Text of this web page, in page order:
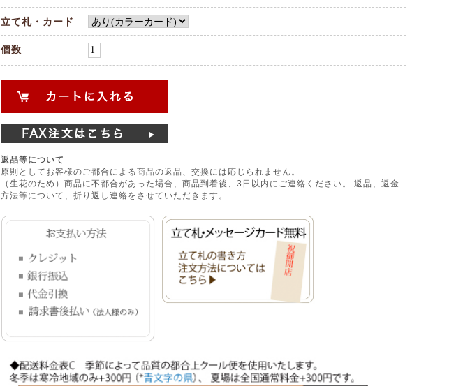
立て札・カード
個数
返品等について
原則としてお客様のご都合による商品の返品、交換には応じられません。
（生花のため）商品に不都合があった場合、商品到着後、3日以内にご連絡ください。 返品、返金
方法等について、折り返し連絡をさせていただきます。